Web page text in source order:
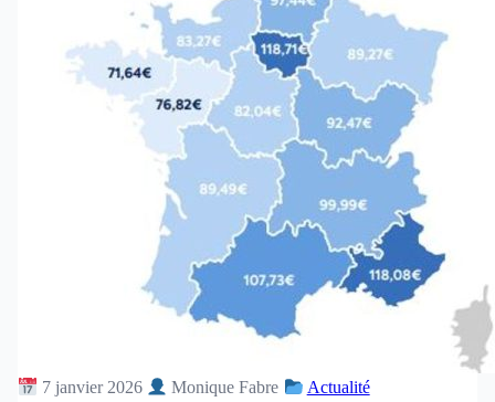
7 janvier 2026 Monique Fabre Actualité